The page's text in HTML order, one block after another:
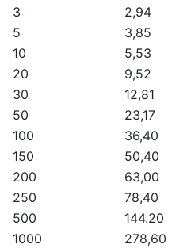
3
2,94
5
3,85
10
5,53
20
9,52
30
12,81
50
23,17
100
36,40
150
50,40
200
63,00
250
78,40
500
144.20
1000
278,60